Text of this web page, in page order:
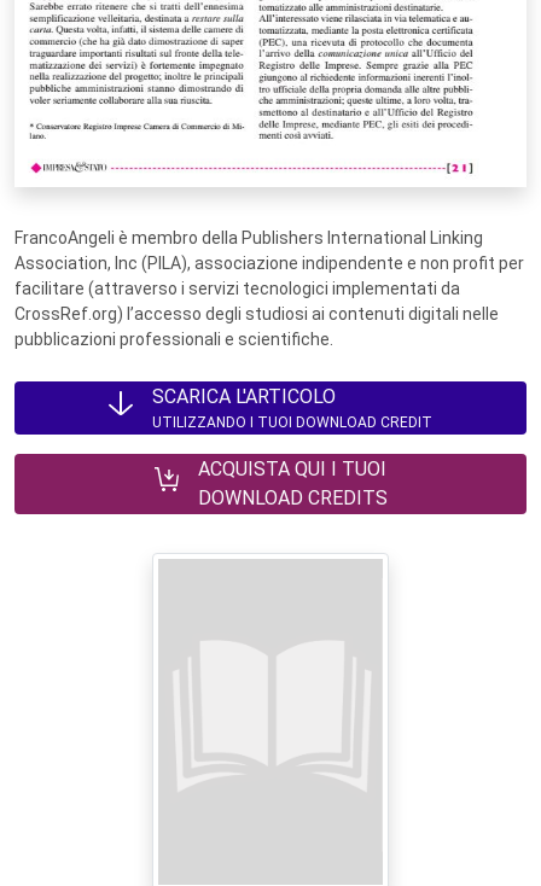
FrancoAngeli è membro della Publishers International Linking
Association, Inc (PILA), associazione indipendente e non profit per
facilitare (attraverso i servizi tecnologici implementati da
CrossRef.org) l’accesso degli studiosi ai contenuti digitali nelle
pubblicazioni professionali e scientifiche.
SCARICA L'ARTICOLO
UTILIZZANDO I TUOI DOWNLOAD CREDIT
ACQUISTA QUI I TUOI
DOWNLOAD CREDITS